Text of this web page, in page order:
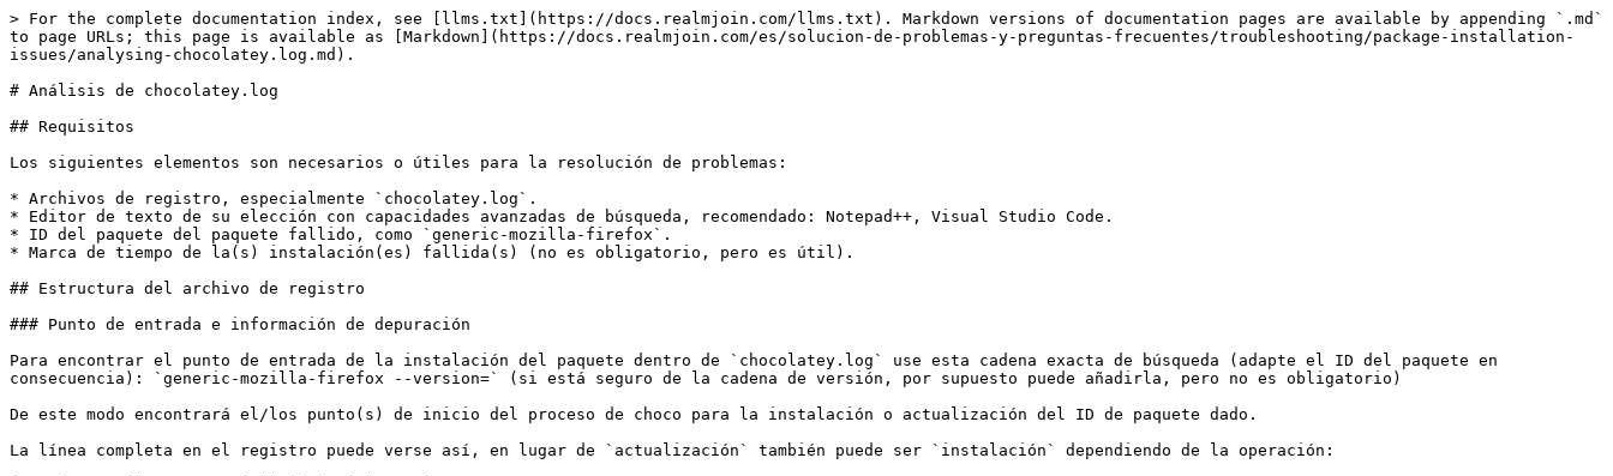
> For the complete documentation index, see [llms.txt](https://docs.realmjoin.com/llms.txt). Markdown versions of documentation pages are available by appending `.md`
to page URLs; this page is available as [Markdown](https://docs.realmjoin.com/es/solucion-de-problemas-y-preguntas-frecuentes/troubleshooting/package-installation-
issues/analysing-chocolatey.log.md).
# Análisis de chocolatey.log
## Requisitos
Los siguientes elementos son necesarios o útiles para la resolución de problemas:
* Archivos de registro, especialmente `chocolatey.log`.
* Editor de texto de su elección con capacidades avanzadas de búsqueda, recomendado: Notepad++, Visual Studio Code.
* ID del paquete del paquete fallido, como `generic-mozilla-firefox`.
* Marca de tiempo de la(s) instalación(es) fallida(s) (no es obligatorio, pero es útil).
## Estructura del archivo de registro
### Punto de entrada e información de depuración
Para encontrar el punto de entrada de la instalación del paquete dentro de `chocolatey.log` use esta cadena exacta de búsqueda (adapte el ID del paquete en
consecuencia): `generic-mozilla-firefox --version=` (si está seguro de la cadena de versión, por supuesto puede añadirla, pero no es obligatorio)
De este modo encontrará el/los punto(s) de inicio del proceso de choco para la instalación o actualización del ID de paquete dado.
La línea completa en el registro puede verse así, en lugar de `actualización` también puede ser `instalación` dependiendo de la operación: